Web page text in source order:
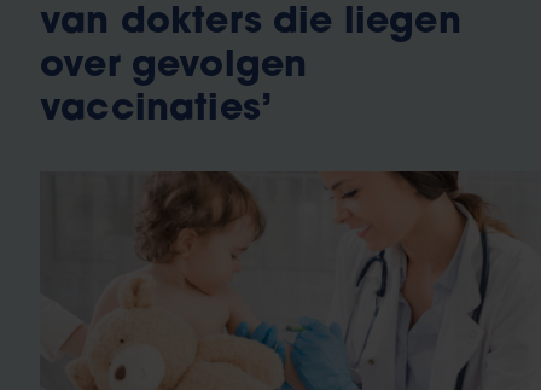
van dokters die liegen
over gevolgen
vaccinaties’